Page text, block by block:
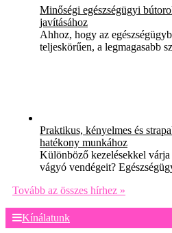
Minőségi egészségügyi
javításához
Ahhoz, hogy az
teljeskörűen, a legmagasabb
Praktikus, kényelmes és
hatékony munkához
Különböző kezelésekkel
vágyó vendégeit?
Tovább az összes hírhez »
Kínálatunk